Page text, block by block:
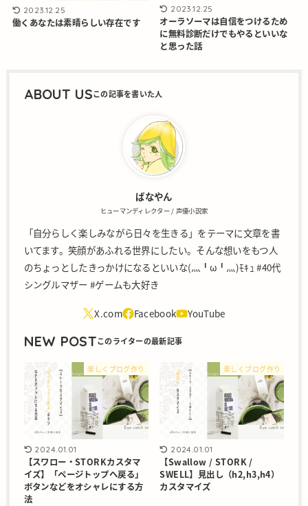
2023.12.25
働くあなたは素晴らしい存在です
2023.12.25
オーラソーマは自信をつけるため
に無料診断だけでもやるといいな
と思った話
ABOUT US
ばなやん
ヒューマンディレクター / 声優小説家
「自分らしく楽しみながら日々を生きる」をテーマに文章を書
いてます。笑顔があふれる世界にしたい。そんな想いをもつ人
のちょっとしたきっかけになるといいな(灬╹ω╹灬)ﾓｷｭ #40代
シングルマザー #ゲームも大好き
NEW POST
楽しくブログ作り
2024.01.01
【スワロー・STORKカスタマ
イズ】「ページトップへ戻る」
ボタンなどをオシャレにする方
法
楽しくブログ作り
2024.01.01
【Swallow / STORK /
SWELL】見出し（h2,h3,h4）
カスタマイズ